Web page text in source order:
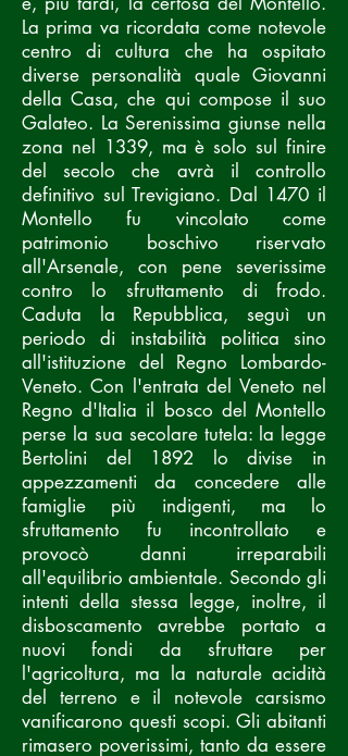
La prima va ricordata come notevole
centro di cultura che ha ospitato
diverse personalità quale Giovanni
della Casa, che qui compose il suo
Galateo. La Serenissima giunse nella
zona nel
1339, ma è solo sul finire
del secolo che avrà il controllo
definitivo sul Trevigiano. Dal
1470 il
Montello fu vincolato come
patrimonio boschivo riservato
all'Arsenale, con pene severissime
contro lo sfruttamento di frodo.
Caduta la Repubblica, seguì un
periodo di instabilità politica sino
all'istituzione del Regno Lombardo-
Veneto. Con l'entrata del Veneto nel
Regno d'Italia il bosco del Montello
perse la sua secolare tutela: la legge
Bertolini del
1892 lo divise in
appezzamenti da concedere alle
famiglie più indigenti, ma lo
sfruttamento fu incontrollato e
provocò danni irreparabili
all'equilibrio ambientale. Secondo gli
intenti della stessa legge, inoltre, il
disboscamento avrebbe portato a
nuovi fondi da sfruttare per
l'agricoltura, ma la naturale acidità
del terreno e il notevole carsismo
vanificarono questi scopi. Gli abitanti
rimasero poverissimi, tanto da essere